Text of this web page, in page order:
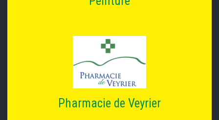
Pharmacie de Veyrier